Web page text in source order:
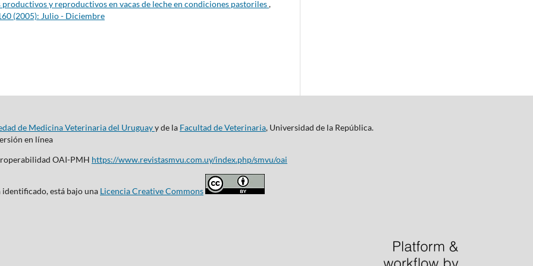
y reproductivos en vacas de leche en condiciones pastoriles,
(2005): Julio - Diciembre
de Medicina Veterinaria del Uruguayy de la Facultad de Veterinaria, Universidad de la República.
en línea
OAI-PMH https://www.revistasmvu.com.uy/index.php/smvu/oai
está bajo una Licencia Creative Commons